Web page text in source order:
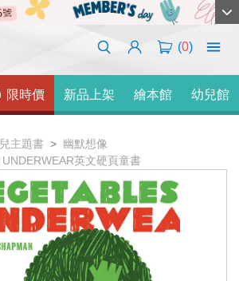
(0)
限時價 新品上架 繪本館 幼兒館
主題書
幽默想像
英文硬頁童書